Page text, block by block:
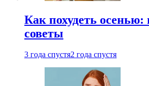
Как похудеть осенью:
советы
3 года спустя2 года спустя